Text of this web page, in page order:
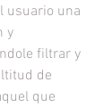
usuario una
y
filtrar y
de
que